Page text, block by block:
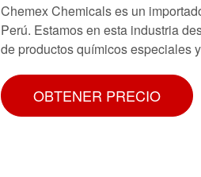
Chemex Chemicals es un
Perú. Estamos en esta industria
de productos químicos especiales
OBTENER PRECIO